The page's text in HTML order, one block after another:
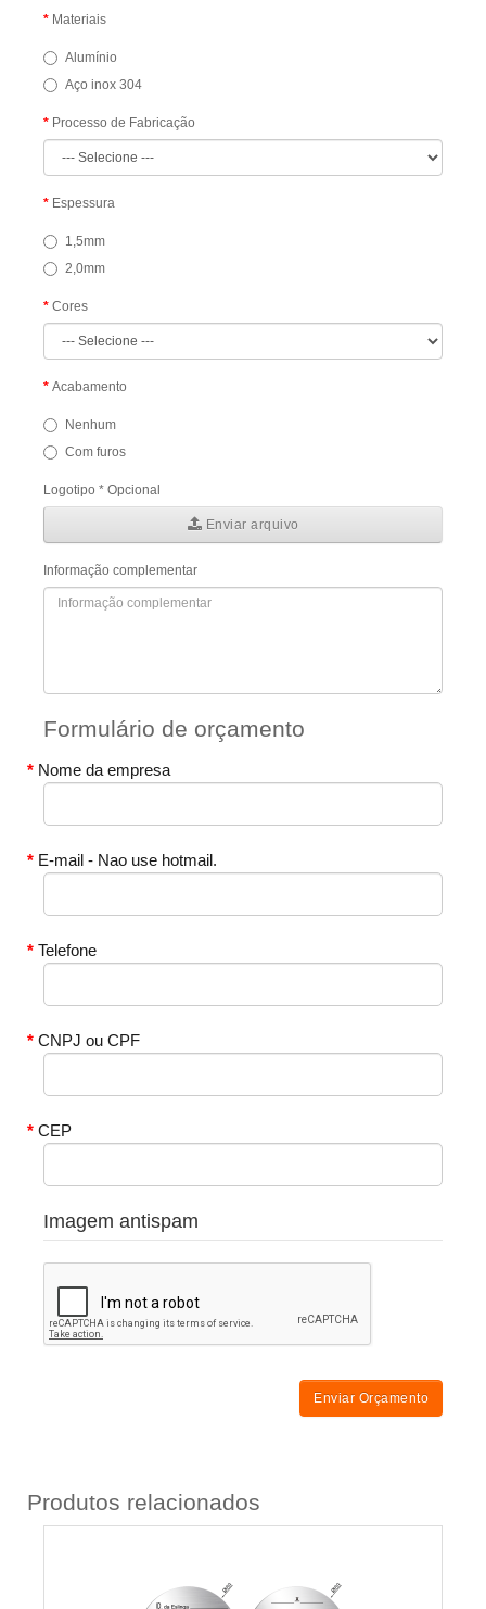
Materiais
Alumínio
Aço inox 304
Processo de Fabricação
Espessura
1,5mm
2,0mm
Cores
Acabamento
Nenhum
Com furos
Logotipo * Opcional
Enviar arquivo
Informação complementar
Formulário de orçamento
Nome da empresa
E-mail - Nao use hotmail.
Telefone
CNPJ ou CPF
CEP
Imagem antispam
Enviar Orçamento
Produtos relacionados